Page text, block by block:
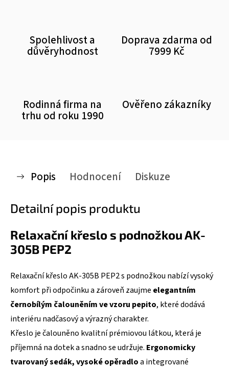
Spolehlivost a
důvěryhodnost
Doprava zdarma od
7999 Kč
Rodinná firma na
trhu od roku 1990
Ověřeno zákazníky
Popis Hodnocení Diskuze
Detailní popis produktu
Relaxační křeslo s podnožkou AK-
305B PEP2
Relaxační křeslo AK-305B PEP2 s podnožkou nabízí vysoký
komfort při odpočinku a zároveň zaujme elegantním
černobílým čalouněním ve vzoru pepito, které dodává
interiéru nadčasový a výrazný charakter.
Křeslo je čalouněno kvalitní prémiovou látkou, která je
příjemná na dotek a snadno se udržuje. Ergonomicky
tvarovaný sedák, vysoké opěradloa integrované